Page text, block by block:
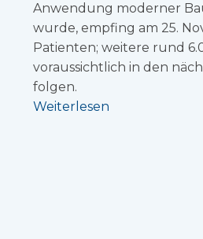
Anwendung moderner
wurde, empfing am 25.
Patienten; weitere rund
voraussichtlich in den
folgen.
Weiterlesen